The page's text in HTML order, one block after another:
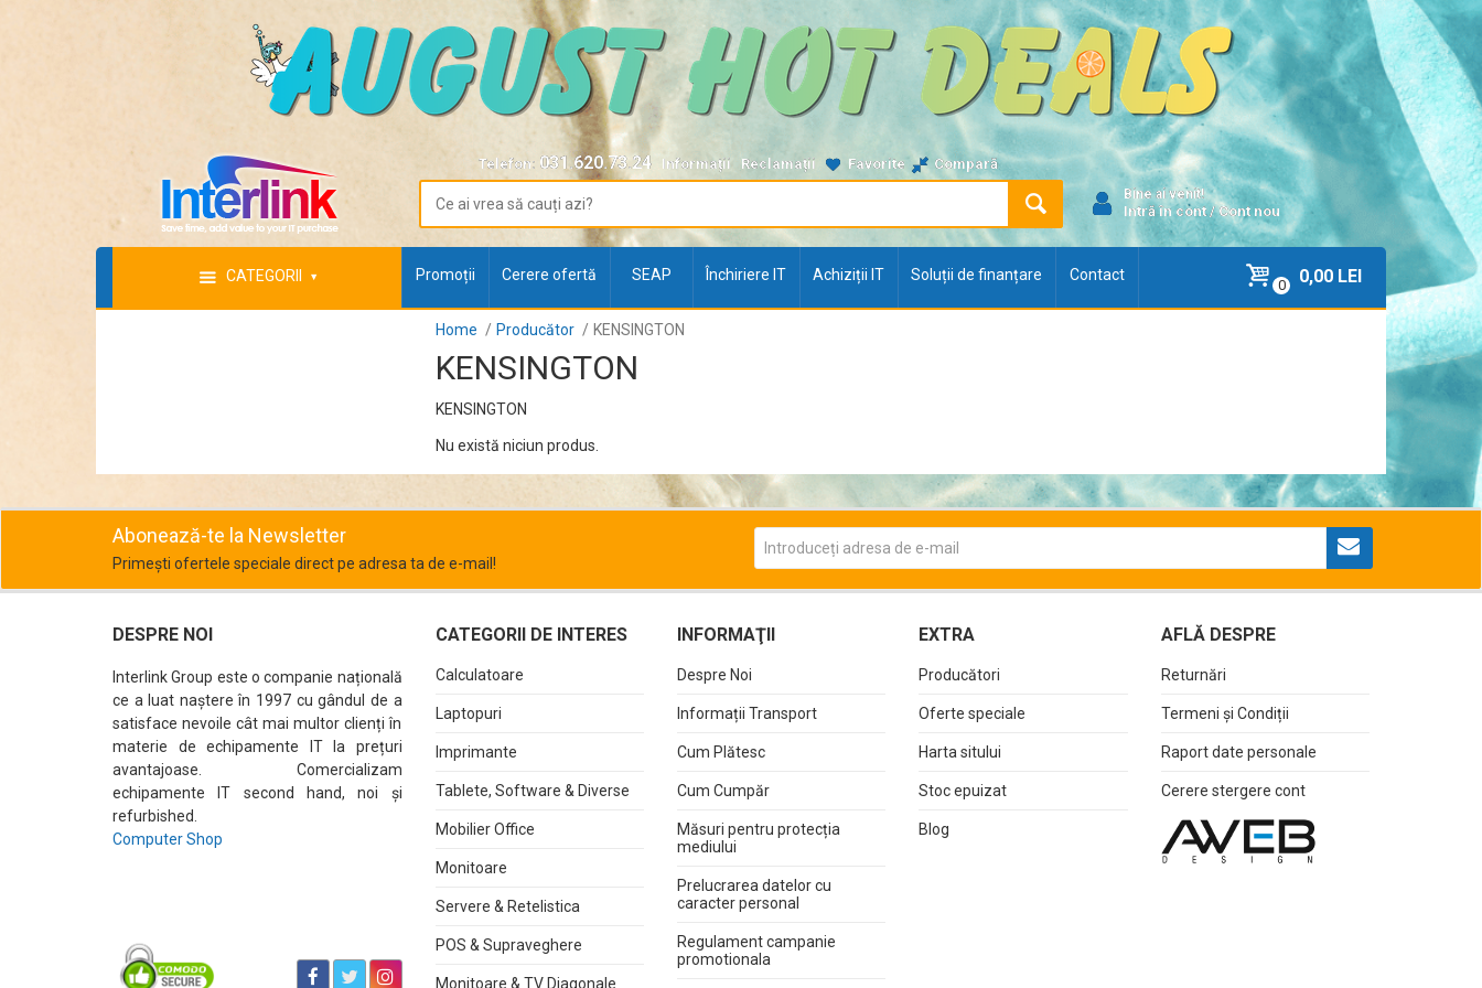
Telefon: 031.620.73.24 Informații Reclamații Favorite Compară
Bine ai venit!
Intră în cont/Cont nou
CATEGORII Promoții Cerere ofertă SEAP Închiriere IT Achiziții IT Soluții de finanțare Contact
0 0,00 LEI
Home Producător KENSINGTON
KENSINGTON
KENSINGTON
Nu există niciun produs.
Abonează-te la Newsletter
Primești ofertele speciale direct pe adresa ta de e-mail!
DESPRE NOI
Interlink Group este o companie națională
ce a luat naștere în 1997 cu gândul de a
satisface nevoile cât mai multor clienți în
materie de echipamente IT la prețuri
avantajoase. Comercializam
echipamente IT second hand, noi și
refurbished.
Computer Shop
CATEGORII DE INTERES
Calculatoare
Laptopuri
Imprimante
Tablete, Software & Diverse
Mobilier Office
Monitoare
Servere & Retelistica
POS & Supraveghere
Monitoare & TV Diagonale
INFORMAŢII
Despre Noi
Informații Transport
Cum Plătesc
Cum Cumpăr
Măsuri pentru protecția
mediului
Prelucrarea datelor cu
caracter personal
Regulament campanie
promotionala
EXTRA
Producători
Oferte speciale
Harta sitului
Stoc epuizat
Blog
AFLĂ DESPRE
Returnări
Termeni și Condiții
Raport date personale
Cerere stergere cont